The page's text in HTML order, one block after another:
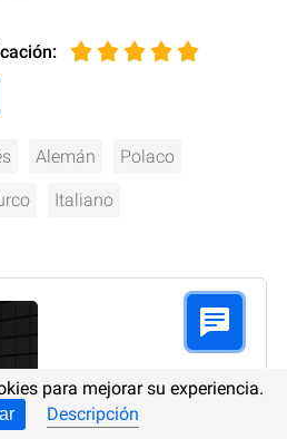
:
Alemán Polaco
Italiano
para mejorar su experiencia.
Descripción